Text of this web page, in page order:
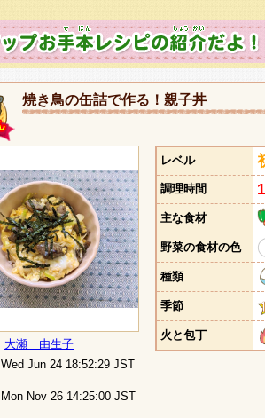
焼き鳥の缶詰で作る！親子丼
大瀬 由生子
Wed Jun 24 18:52:29 JST
Mon Nov 26 14:25:00 JST
レベル
調理時間
主な食材
野菜の食材の色
種類
季節
火と包丁